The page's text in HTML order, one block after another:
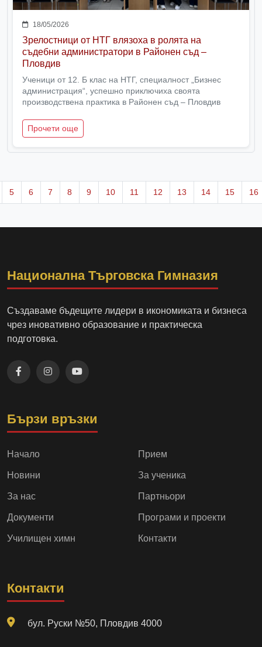
18/05/2026
Зрелостници от НТГ влязоха в ролята на
съдебни администратори в Районен съд –
Пловдив
Ученици от 12. Б клас на НТГ, специалност „Бизнес
администрация“, успешно приключиха своята
производствена практика в Районен съд – Пловдив
Прочети още
5 6 7 8 9 10 11 12 13 14 15 16
Национална Търговска Гимназия
Създаваме бъдещите лидери в икономиката и бизнеса
чрез иновативно образование и практическа
подготовка.
Бързи връзки
Начало
Новини
За нас
Документи
Училищен химн
Прием
За ученика
Партньори
Програми и проекти
Контакти
Контакти
бул. Руски №50, Пловдив 4000